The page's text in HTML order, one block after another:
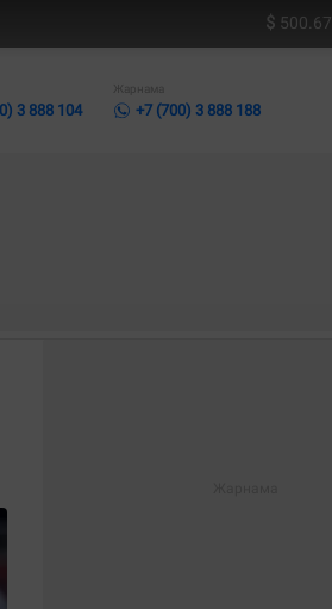
500.67
3 888 104
Жарнама
+7 (700) 3 888 188